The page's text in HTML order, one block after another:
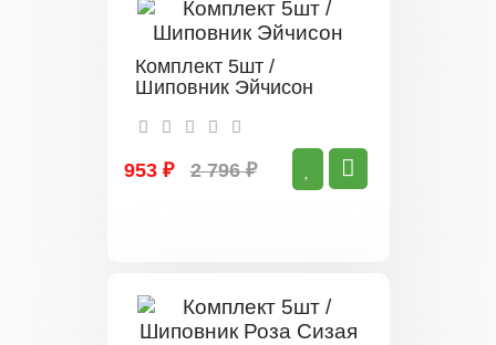
Комплект 5шт /
Шиповник Эйчисон
953 ₽ 2 796 ₽